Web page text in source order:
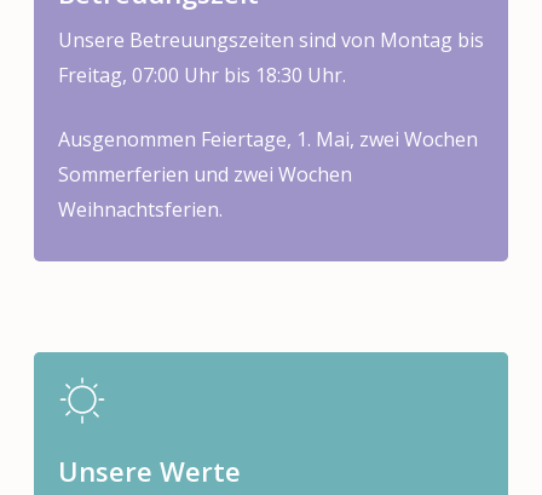
Unsere Betreuungszeiten sind von Montag bis
Freitag, 07:00 Uhr bis 18:30 Uhr.
Ausgenommen Feiertage, 1. Mai, zwei Wochen
Sommerferien und zwei Wochen
Weihnachtsferien.
Unsere Werte